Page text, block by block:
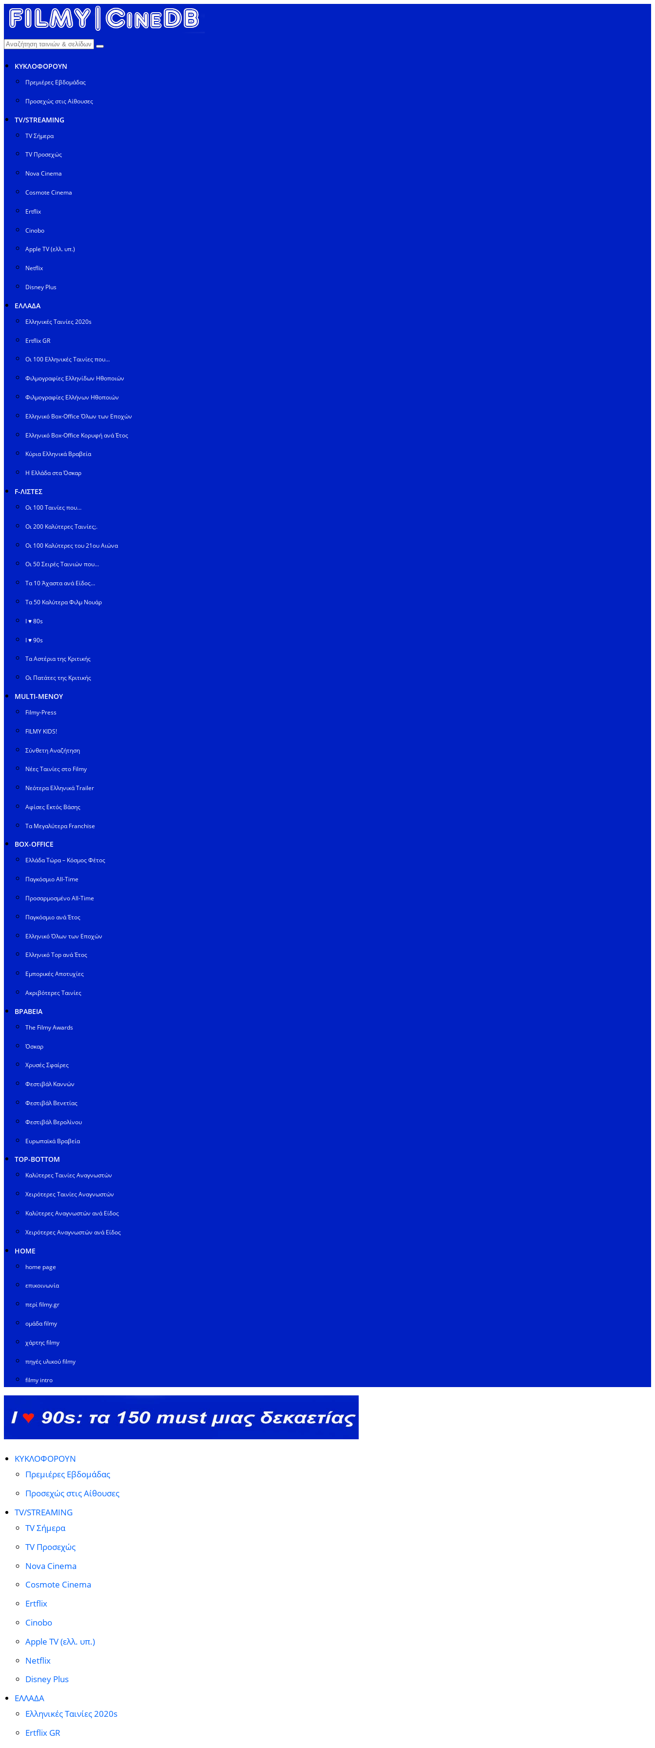
ΚΥΚΛΟΦΟΡΟΥΝ
Πρεμιέρες Εβδομάδας
Προσεχώς στις Αίθουσες
TV/STREAMING
TV Σήμερα
TV Προσεχώς
Nova Cinema
Cosmote Cinema
Ertflix
Cinobo
Apple TV (ελλ. υπ.)
Netflix
Disney Plus
ΕΛΛΑΔΑ
Ελληνικές Ταινίες 2020s
Ertflix GR
Οι 100 Ελληνικές Ταινίες που…
Φιλμογραφίες Ελληνίδων Ηθοποιών
Φιλμογραφίες Ελλήνων Ηθοποιών
Ελληνικό Box-Office Όλων των Εποχών
Ελληνικό Box-Office Κορυφή ανά Έτος
Κύρια Ελληνικά Βραβεία
Η Ελλάδα στα Όσκαρ
F-ΛΙΣΤΕΣ
Οι 100 Ταινίες που…
Οι 200 Καλύτερες Ταινίες;.
Οι 100 Καλύτερες του 21ου Αιώνα
Οι 50 Σειρές Ταινιών που…
Τα 10 Άχαστα ανά Είδος…
Τα 50 Καλύτερα Φιλμ Νουάρ
I ♥ 80s
I ♥ 90s
Τα Αστέρια της Κριτικής
Οι Πατάτες της Κριτικής
MULTI-ΜΕΝΟΥ
Filmy-Press
FILMY KIDS!
Σύνθετη Αναζήτηση
Νέες Ταινίες στο Filmy
Νεότερα Ελληνικά Trailer
Αφίσες Εκτός Βάσης
Τα Μεγαλύτερα Franchise
BOX-OFFICE
Ελλάδα Τώρα – Κόσμος Φέτος
Παγκόσμιο All-Time
Προσαρμοσμένο All-Time
Παγκόσμιο ανά Έτος
Ελληνικό Όλων των Εποχών
Ελληνικό Top ανά Έτος
Εμπορικές Αποτυχίες
Ακριβότερες Ταινίες
ΒΡΑΒΕΙΑ
The Filmy Awards
Όσκαρ
Χρυσές Σφαίρες
Φεστιβάλ Καννών
Φεστιβάλ Βενετίας
Φεστιβάλ Βερολίνου
Ευρωπαϊκά Βραβεία
TOP-BOTTOM
Καλύτερες Ταινίες Αναγνωστών
Χειρότερες Ταινίες Αναγνωστών
Καλύτερες Αναγνωστών ανά Είδος
Χειρότερες Αναγνωστών ανά Είδος
HOME
home page
επικοινωνία
περί filmy.gr
ομάδα filmy
χάρτης filmy
πηγές υλικού filmy
filmy intro
ΚΥΚΛΟΦΟΡΟΥΝ
Πρεμιέρες Εβδομάδας
Προσεχώς στις Αίθουσες
TV/STREAMING
TV Σήμερα
TV Προσεχώς
Nova Cinema
Cosmote Cinema
Ertflix
Cinobo
Apple TV (ελλ. υπ.)
Netflix
Disney Plus
ΕΛΛΑΔΑ
Ελληνικές Ταινίες 2020s
Ertflix GR